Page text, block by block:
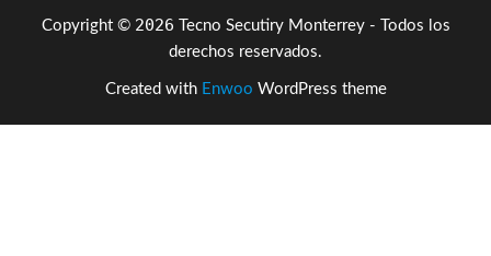
Copyright © 2026 Tecno Secutiry Monterrey - Todos los
derechos reservados.
Created with Enwoo WordPress theme